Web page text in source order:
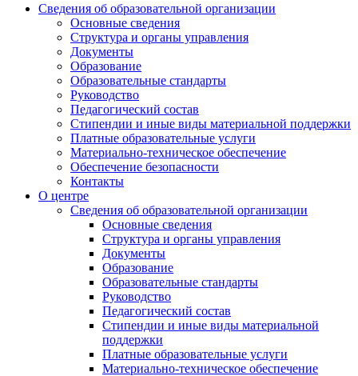
Сведения об образовательной организации
Основные сведения
Структура и органы управления
Документы
Образование
Образовательные стандарты
Руководство
Педагогический состав
Стипендии и иные виды материальной поддержки
Платные образовательные услуги
Материально-техническое обеспечение
Обеспечение безопасности
Контакты
О центре
Сведения об образовательной организации
Основные сведения
Структура и органы управления
Документы
Образование
Образовательные стандарты
Руководство
Педагогический состав
Стипендии и иные виды материальной
поддержки
Платные образовательные услуги
Материально-техническое обеспечение